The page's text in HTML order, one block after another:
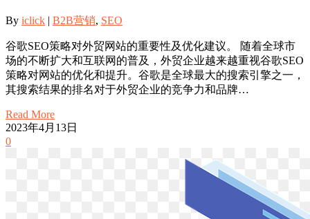
By iclick | B2B营销, SEO
谷歌SEO策略对外贸网站的重要性及优化建议。 随着全球市
场的不断扩大和互联网的普及，外贸企业越来越重视谷歌SEO
策略对网站的优化和提升。谷歌是全球最大的搜索引擎之一，
其搜索结果的排名对于外贸企业的竞争力和品牌…
Read More
2023年4月13日
0